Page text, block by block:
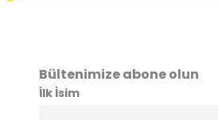
Bültenimize abone olun
İlk İsim